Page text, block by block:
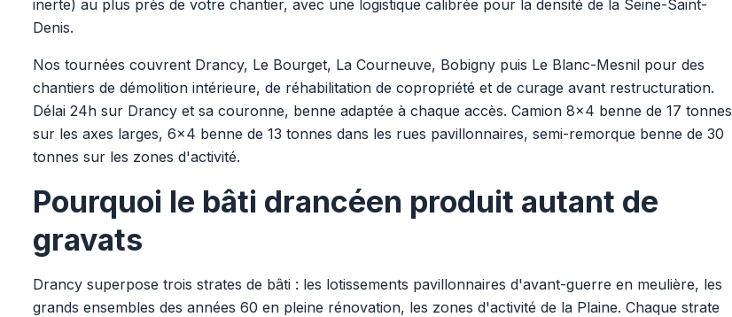
inerte) au plus près de votre chantier, avec une logistique calibrée pour la densité de la Seine-Saint-
Denis.
Nos tournées couvrent Drancy, Le Bourget, La Courneuve, Bobigny puis Le Blanc-Mesnil pour des
chantiers de démolition intérieure, de réhabilitation de copropriété et de curage avant restructuration.
Délai 24h sur Drancy et sa couronne, benne adaptée à chaque accès. Camion 8x4 benne de 17 tonnes
sur les axes larges, 6x4 benne de 13 tonnes dans les rues pavillonnaires, semi-remorque benne de 30
tonnes sur les zones d'activité.
Pourquoi le bâti drancéen produit autant de
gravats
Drancy superpose trois strates de bâti : les lotissements pavillonnaires d'avant-guerre en meulière, les
grands ensembles des années 60 en pleine rénovation, les zones d'activité de la Plaine. Chaque strate